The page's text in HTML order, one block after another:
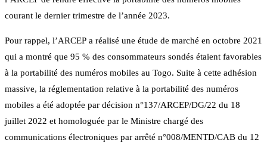
courant le dernier trimestre de l’année 2023.
Pour rappel, l’ARCEP a réalisé une étude de marché en octobre 2021
qui a montré que 95 % des consommateurs sondés étaient favorables
à la portabilité des numéros mobiles au Togo. Suite à cette adhésion
massive, la réglementation relative à la portabilité des numéros
mobiles a été adoptée par décision n°137/ARCEP/DG/22 du 18
juillet 2022 et homologuée par le Ministre chargé des
communications électroniques par arrêté n°008/MENTD/CAB du 12